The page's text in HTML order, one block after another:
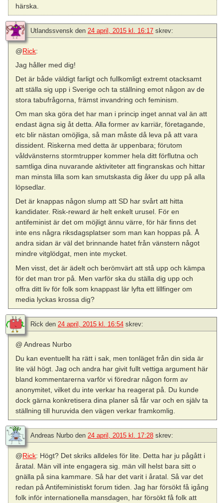
härska.
Utlandssvensk den 24 april, 2015 kl. 16:17 skrev:
@Rick:
Jag håller med dig!
Det är både väldigt farligt och fullkomligt extremt otacksamt
att ställa sig upp i Sverige och ta ställning emot någon av de
stora tabufrågorna, främst invandring och feminism.
Om man ska göra det har man i princip inget annat val än att
endast ägna sig åt detta. Alla former av karriär, företagande,
etc blir nästan omöjliga, så man måste då leva på att vara
dissident. Riskerna med detta är uppenbara; förutom
våldvänsterns stormtrupper kommer hela ditt förflutna och
samtliga dina nuvarande aktiviteter att fingranskas och hittar
man minsta lilla som kan smutskasta dig åker du upp på alla
löpsedlar.
Det är knappas någon slump att SD har svårt att hitta
kandidater. Risk-reward är helt enkelt urusel. För en
antifeminist är det om möjligt ännu värre, för här finns det
inte ens några riksdagsplatser som man kan hoppas på. Å
andra sidan är väl det brinnande hatet från vänstern något
mindre vitglödgat, men inte mycket.
Men visst, det är ädelt och berömvärt att stå upp och kämpa
för det man tror på. Men varför ska du ställa dig upp och
offra ditt liv för folk som knappast lär lyfta ett lillfinger om
media lyckas krossa dig?
Rick den 24 april, 2015 kl. 16:54 skrev:
@ Andreas Nurbo
Du kan eventuellt ha rätt i sak, men tonläget från din sida är
lite väl högt. Jag och andra har givit fullt vettiga argument här
bland kommentarerna varför vi föredrar någon form av
anonymitet, vilket du inte verkar ha reagerat på. Du kunde
dock gärna konkretisera dina planer så får var och en själv ta
ställning till huruvida den vägen verkar framkomlig.
Andreas Nurbo den 24 april, 2015 kl. 17:28 skrev:
@Rick: Högt? Det skriks alldeles för lite. Detta har ju pågått i
åratal. Män vill inte engagera sig. män vill helst bara sitt o
gnälla på sina kammare. Så har det varit i åratal. Så var det
redan på Antifeministiskt forum tiden. Jag har försökt få igång
folk inför internationella mansdagen, har försökt få folk att